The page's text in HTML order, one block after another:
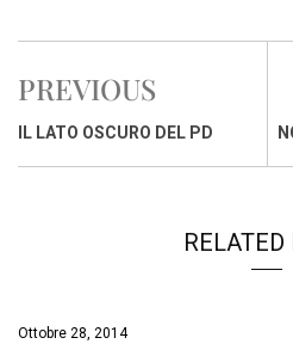
c
b
o
a
s
A
n
d
r
a
PREVIOUS
IL LATO OSCURO DEL PD
RELATED
Ottobre 28, 2014